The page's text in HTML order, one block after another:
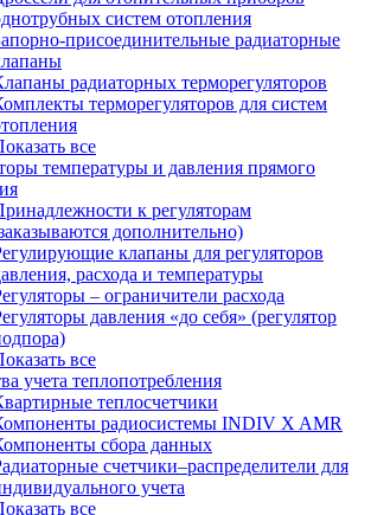
систем отопления
присоединительные радиаторные
радиаторных терморегуляторов
терморегуляторов для систем
все
температуры и давления прямого
к регуляторам
дополнительно)
клапаны для регуляторов
расхода и температуры
– ограничители расхода
давления «до себя» (регулятор
все
учета теплопотребления
теплосчетчики
радиосистемы INDIV X AMR
сбора данных
счетчики–распределители для
учета
все